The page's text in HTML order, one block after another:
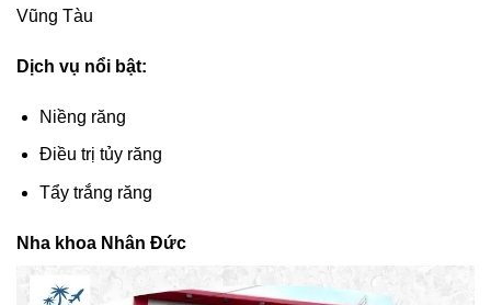
Vũng Tàu
Dịch vụ nổi bật:
Niềng răng
Điều trị tủy răng
Tẩy trắng răng
Nha khoa Nhân Đức